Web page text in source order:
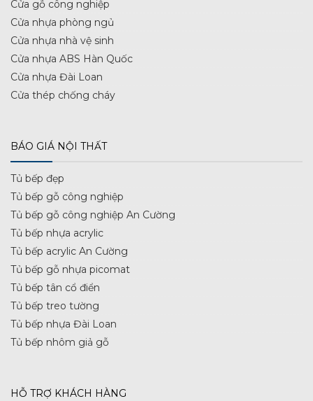
Cửa gỗ công nghiệp
Cửa nhựa phòng ngủ
Cửa nhựa nhà vệ sinh
Cửa nhựa ABS Hàn Quốc
Cửa nhựa Đài Loan
Cửa thép chống cháy
BÁO GIÁ NỘI THẤT
Tủ bếp đẹp
Tủ bếp gỗ công nghiệp
Tủ bếp gỗ công nghiệp An Cường
Tủ bếp nhựa acrylic
Tủ bếp acrylic An Cường
Tủ bếp gỗ nhựa picomat
Tủ bếp tân cổ điển
Tủ bếp treo tường
Tủ bếp nhựa Đài Loan
Tủ bếp nhôm giả gỗ
HỖ TRỢ KHÁCH HÀNG